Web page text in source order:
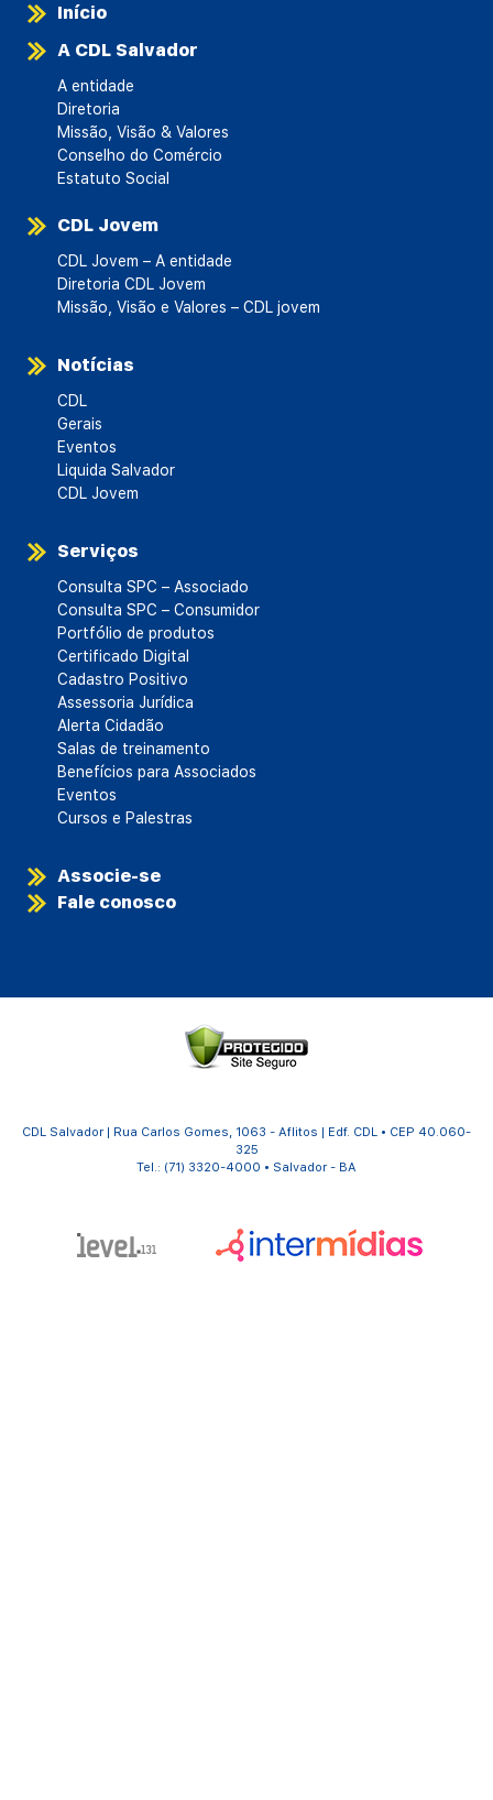
Início
A CDL Salvador
A entidade
Diretoria
Missão, Visão & Valores
Conselho do Comércio
Estatuto Social
CDL Jovem
CDL Jovem – A entidade
Diretoria CDL Jovem
Missão, Visão e Valores – CDL jovem
Notícias
CDL
Gerais
Eventos
Liquida Salvador
CDL Jovem
Serviços
Consulta SPC – Associado
Consulta SPC – Consumidor
Portfólio de produtos
Certificado Digital
Cadastro Positivo
Assessoria Jurídica
Alerta Cidadão
Salas de treinamento
Benefícios para Associados
Eventos
Cursos e Palestras
Associe-se
Fale conosco
CDL Salvador | Rua Carlos Gomes, 1063 - Aflitos | Edf. CDL • CEP 40.060-
325
Tel.: (71) 3320-4000 • Salvador - BA